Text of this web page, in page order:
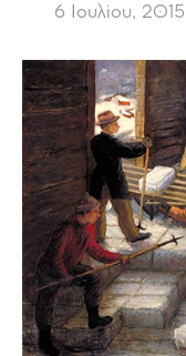
6 Ιουλίου, 2015